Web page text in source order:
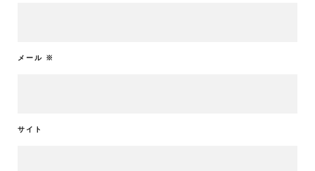
メール ※
サイト